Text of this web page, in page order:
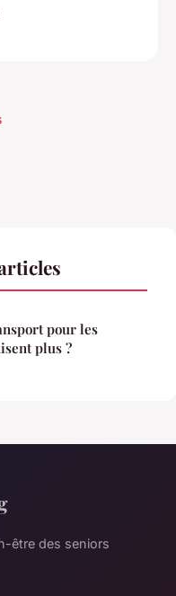
pour les
plus ?
être des seniors